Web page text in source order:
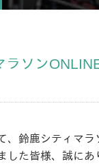
ラソン
、鈴鹿シティマラ
した皆様、誠にあ